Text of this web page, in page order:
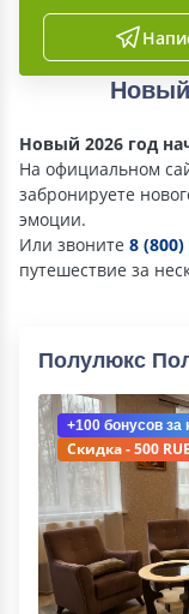
Новый
Новый 2026 год
На официальном
забронируете
эмоции.
Или звоните 8 (800)
путешествие за
Полулюкс
+100 бонусов за
Скидка - 500